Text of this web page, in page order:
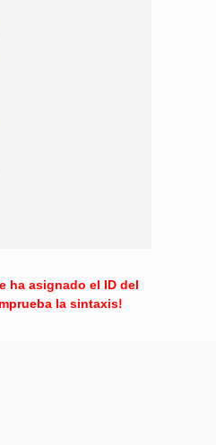
ha asignado el ID del
la sintaxis!